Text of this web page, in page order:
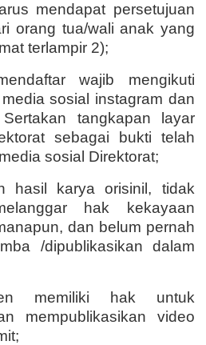
mendapat persetujuan
orang tua/wali anak yang
terlampir 2);
wajib mengikuti
sosial instagram dan
tangkapan layar
sebagai bukti telah
sosial Direktorat;
hasil karya orisinil, tidak
hak kekayaan
dan belum pernah
/dipublikasikan dalam
memiliki hak untuk
mempublikasikan video